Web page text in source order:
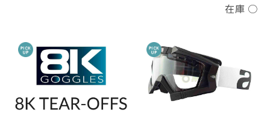
在庫 ○